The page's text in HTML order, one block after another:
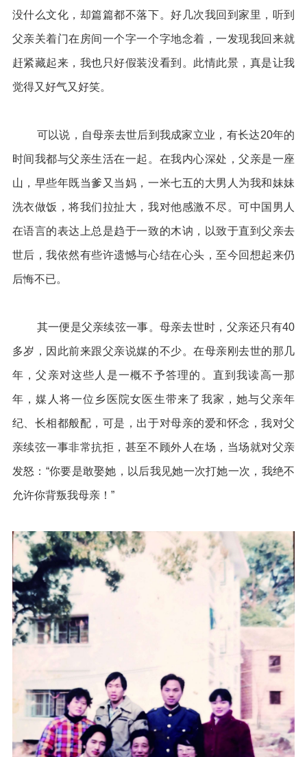
没什么文化，却篇篇都不落下。好几次我回到家里，听到
父亲关着门在房间一个字一个字地念着，一发现我回来就
赶紧藏起来，我也只好假装没看到。此情此景，真是让我
觉得又好气又好笑。
可以说，自母亲去世后到我成家立业，有长达20年的
时间我都与父亲生活在一起。在我内心深处，父亲是一座
山，早些年既当爹又当妈，一米七五的大男人为我和妹妹
洗衣做饭，将我们拉扯大，我对他感激不尽。可中国男人
在语言的表达上总是趋于一致的木讷，以致于直到父亲去
世后，我依然有些许遗憾与心结在心头，至今回想起来仍
后悔不已。
其一便是父亲续弦一事。母亲去世时，父亲还只有40
多岁，因此前来跟父亲说媒的不少。在母亲刚去世的那几
年，父亲对这些人是一概不予答理的。直到我读高一那
年，媒人将一位乡医院女医生带来了我家，她与父亲年
纪、长相都般配，可是，出于对母亲的爱和怀念，我对父
亲续弦一事非常抗拒，甚至不顾外人在场，当场就对父亲
发怒：“你要是敢娶她，以后我见她一次打她一次，我绝不
允许你背叛我母亲！”